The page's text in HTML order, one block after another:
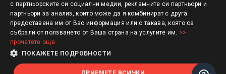
Авторско право © 2025 HERMESBOOKS.BG
1 EUR = 1.95583 BGN
с партньорските си социални медии, рекламните си партньори и
партньори за анализ, които може да я комбинират с друга
предоставена им от Вас информация или с такава, която са
събрали от ползването от Ваша страна на услугите им. >>
прочетете още
ПОКАЖЕТЕ ПОДРОБНОСТИ